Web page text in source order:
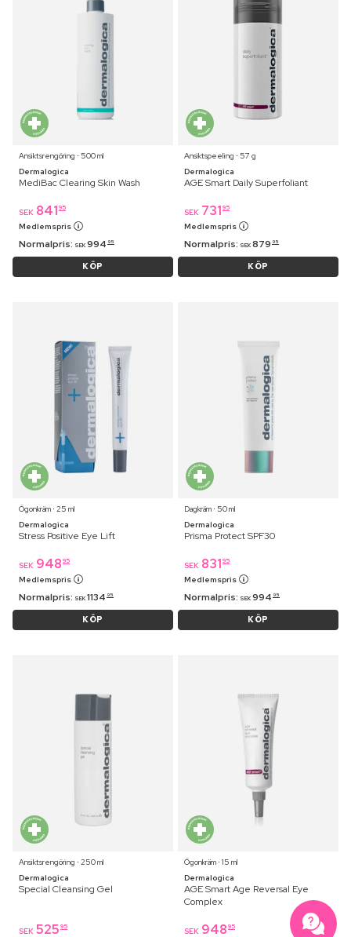
Ansiktsrengöring ⋅ 500 ml
Dermalogica
MediBac Clearing Skin Wash
SEK 841 95
Medlemspris
Normalpris: SEK 994 95
KÖP
Ansiktspeeling ⋅ 57 g
Dermalogica
AGE Smart Daily Superfoliant
SEK 731 95
Medlemspris
Normalpris: SEK 879 95
KÖP
Ögonkräm ⋅ 25 ml
Dermalogica
Stress Positive Eye Lift
SEK 948 95
Medlemspris
Normalpris: SEK 1134 95
KÖP
Dagkräm ⋅ 50 ml
Dermalogica
Prisma Protect SPF30
SEK 831 95
Medlemspris
Normalpris: SEK 994 95
KÖP
Ansiktsrengöring ⋅ 250 ml
Dermalogica
Special Cleansing Gel
SEK 525 95
Ögonkräm ⋅ 15 ml
Dermalogica
AGE Smart Age Reversal Eye
Complex
SEK 948 95